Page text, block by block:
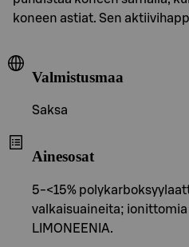
koneen astiat. Sen
Valmistusmaa
Saksa
Ainesosat
5-<15%
valkaisuaineita;
LIMONEENIA.